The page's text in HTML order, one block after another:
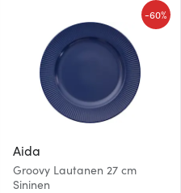
Aida
Groovy Lautanen 27 cm
Sininen
-60%